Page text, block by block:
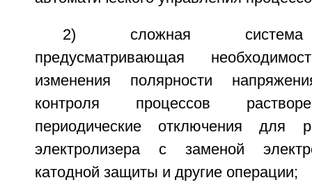
2) сложная система
предусматривающая
изменения полярности
контроля процессов
периодические отключения для
электролизера с заменой
катодной защиты и другие операции;